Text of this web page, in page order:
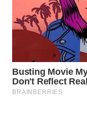
WAHANA
SELEB
PERSONA
WAHANA